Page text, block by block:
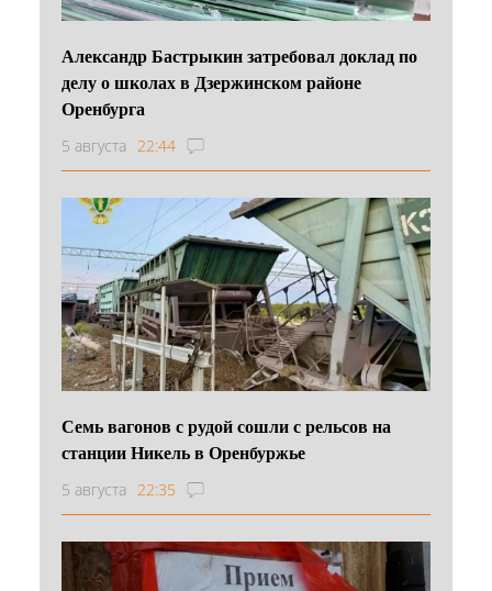
Александр Бастрыкин затребовал доклад по
делу о школах в Дзержинском районе
Оренбурга
5 августа 22:44
Семь вагонов с рудой сошли с рельсов на
станции Никель в Оренбуржье
5 августа 22:35